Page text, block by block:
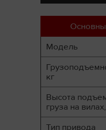
Модель
кг
Высота
груза на
Тип привода